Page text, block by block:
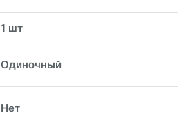
1 шт
Одиночный
Нет